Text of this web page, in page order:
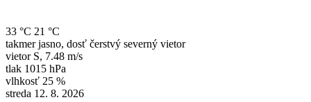
33 °C 21 °C
takmer jasno, dosť čerstvý severný vietor
vietor S, 7.48 m/s
tlak 1015 hPa
vlhkosť 25 %
streda 12. 8. 2026